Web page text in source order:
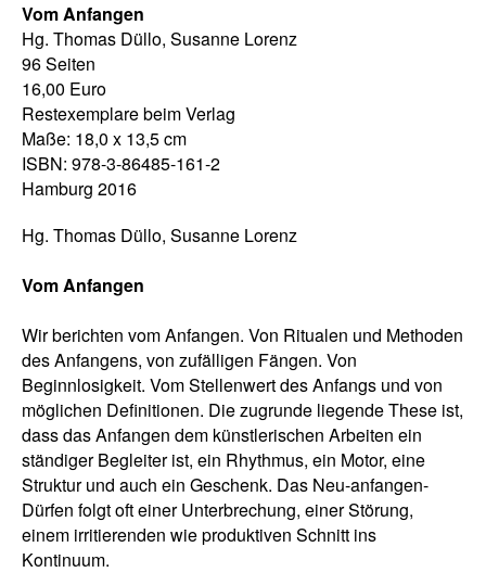
Hg. Thomas Düllo, Susanne Lorenz
Vom Anfangen
Wir berichten vom Anfangen. Von Ritualen und Methoden
des Anfangens, von zufälligen Fängen. Von
Beginnlosigkeit. Vom Stellenwert des Anfangs und von
möglichen Definitionen. Die zugrunde liegende These ist,
dass das Anfangen dem künstlerischen Arbeiten ein
ständiger Begleiter ist, ein Rhythmus, ein Motor, eine
Struktur und auch ein Geschenk. Das Neu-anfangen-
Dürfen folgt oft einer Unterbrechung, einer Störung,
einem irritierenden wie produktiven Schnitt ins
Kontinuum.
Vom Anfangen
Hg. Thomas Düllo, Susanne Lorenz
96 Seiten
16,00 Euro
Restexemplare beim Verlag
Maße: 18,0 x 13,5 cm
ISBN: 978-3-86485-161-2
Hamburg 2016